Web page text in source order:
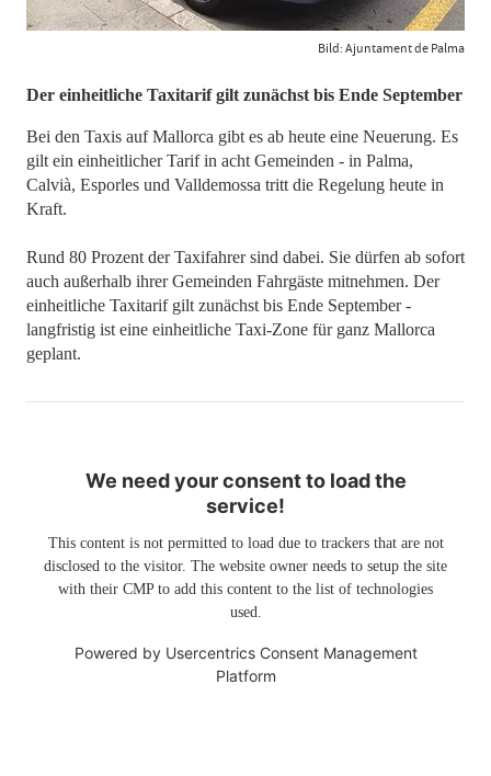
Bild: Ajuntament de Palma
Der einheitliche Taxitarif gilt zunächst bis Ende September
Bei den Taxis auf Mallorca gibt es ab heute eine Neuerung. Es
gilt ein einheitlicher Tarif in acht Gemeinden - in Palma,
Calvià, Esporles und Valldemossa tritt die Regelung heute in
Kraft.
Rund 80 Prozent der Taxifahrer sind dabei. Sie dürfen ab sofort
auch außerhalb ihrer Gemeinden Fahrgäste mitnehmen. Der
einheitliche Taxitarif gilt zunächst bis Ende September -
langfristig ist eine einheitliche Taxi-Zone für ganz Mallorca
geplant.
We need your consent to load the
service!
This content is not permitted to load due to trackers that are not
disclosed to the visitor. The website owner needs to setup the site
with their CMP to add this content to the list of technologies
used.
Powered by Usercentrics Consent Management
Platform